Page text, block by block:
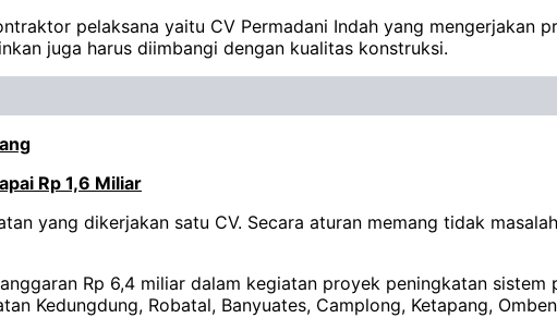
pelaksana yaitu CV Permadani Indah yang mengerjakan
juga harus diimbangi dengan kualitas konstruksi.
Rp 1,6 Miliar
yang dikerjakan satu CV. Secara aturan memang tidak
Rp 6,4 miliar dalam kegiatan proyek peningkatan sistem
Kedungdung, Robatal, Banyuates, Camplong, Ketapang,